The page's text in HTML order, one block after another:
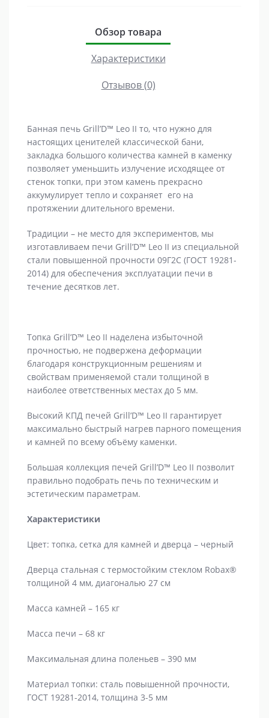
Обзор товара
Характеристики
Отзывов (0)
Банная печь Grill’D™ Leo II то, что нужно для
настоящих ценителей классической бани,
закладка большого количества камней в каменку
позволяет уменьшить излучение исходящее от
стенок топки, при этом камень прекрасно
аккумулирует тепло и сохраняет его на
протяжении длительного времени.
Традиции – не место для экспериментов, мы
изготавливаем печи Grill’D™ Leo II из специальной
стали повышенной прочности 09Г2С (ГОСТ 19281-
2014) для обеспечения эксплуатации печи в
течение десятков лет.
Топка Grill’D™ Leo II наделена избыточной
прочностью, не подвержена деформации
благодаря конструкционным решениям и
свойствам применяемой стали толщиной в
наиболее ответственных местах до 5 мм.
Высокий КПД печей Grill’D™ Leo II гарантирует
максимально быстрый нагрев парного помещения
и камней по всему объёму каменки.
Большая коллекция печей Grill’D™ Leo II позволит
правильно подобрать печь по техническим и
эстетическим параметрам.
Характеристики
Цвет: топка, сетка для камней и дверца – черный
Дверца стальная с термостойким стеклом Robax®
толщиной 4 мм, диагональю 27 см
Масса камней – 165 кг
Масса печи – 68 кг
Максимальная длина поленьев – 390 мм
Материал топки: сталь повышенной прочности,
ГОСТ 19281-2014, толщина 3-5 мм